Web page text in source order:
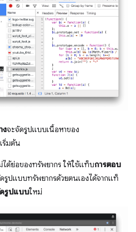
งจะจัดรูปแบบเนื้อหาของ
ริ่มต้น
ได้ย่อของทรัพยากร ให้ใช้แท็บการตอบ
ปแบบทรัพยากรด้วยตนเองได้จากแท็
รูปแบบใหม่